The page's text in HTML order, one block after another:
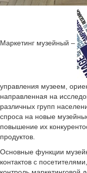
Маркетинг музейный –
управления музеем,
направленная на
различных групп
спроса на новые
повышение их
продуктов.
Основные функции
контактов с